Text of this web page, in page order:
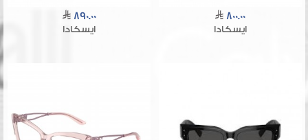
800.00
ايسكادا
890.00
ايسكادا